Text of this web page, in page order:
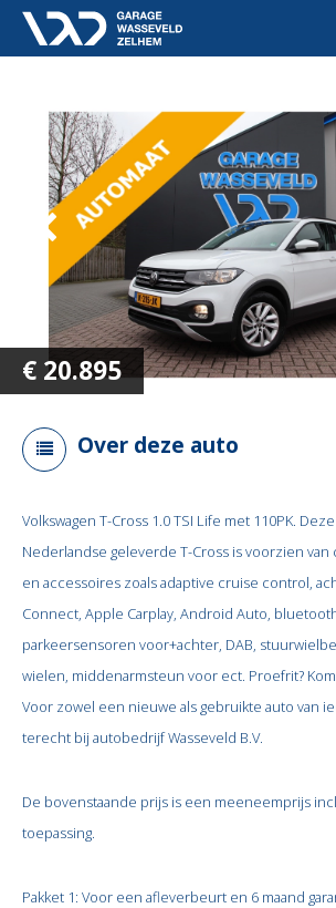
€ 20.895
Over deze auto
Volkswagen T-Cross 1.0 TSI Life met 110PK.
Nederlandse geleverde T-Cross is voorzien
en accessoires zoals adaptive cruise control,
Connect, Apple Carplay, Android Auto,
parkeersensoren voor+achter, DAB,
wielen, middenarmsteun voor ect. Proefrit?
Voor zowel een nieuwe als gebruikte auto van
terecht bij autobedrijf Wasseveld B.V.
De bovenstaande prijs is een meeneemprijs incl
toepassing.
Pakket 1: Voor een afleverbeurt en 6 maand